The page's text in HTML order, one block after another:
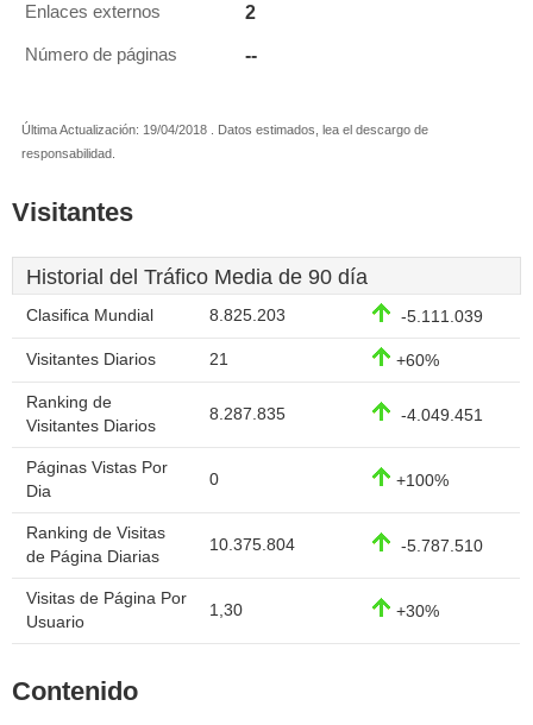
Enlaces externos 2
Número de páginas --
Última Actualización: 19/04/2018 . Datos estimados, lea el descargo de
responsabilidad.
Visitantes
Historial del Tráfico Media de 90 día
Clasifica Mundial 8.825.203 -5.111.039
Visitantes Diarios 21 +60%
Ranking de
Visitantes Diarios
8.287.835 -4.049.451
Páginas Vistas Por
Dia
0 +100%
Ranking de Visitas
de Página Diarias
10.375.804 -5.787.510
Visitas de Página Por
Usuario
1,30 +30%
Contenido